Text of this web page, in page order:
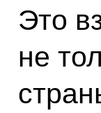
Это
не